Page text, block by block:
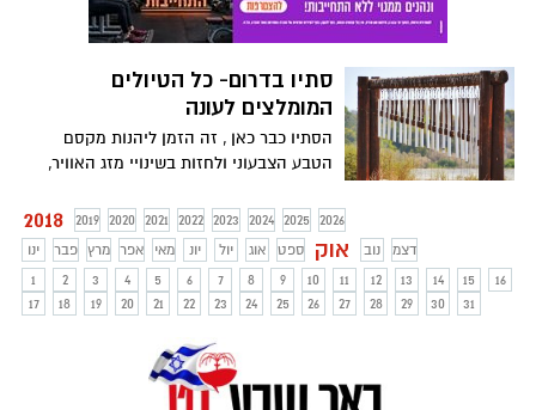
סתיו בדרום- כל הטיולים
המומלצים לעונה
הסתיו כבר כאן , זה הזמן ליהנות מקסם
הטבע הצבעוני ולחזות בשינויי מזג האוויר,
בטבע, שהכי מתאימים לעונה
2018 2019 2020 2021 2022 2023 2024 2025
2026
ינו
פבר מרץ אפר מאי יונ יול אוג ספט אוק נוב
דצמ
1
2 3 4 5 6 7 8 9 10 11 12 13 14 15
16
17
18 19 20 21 22 23 24 25 26 27 28 29 30 31